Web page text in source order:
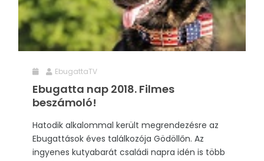
EbugattaTV
Ebugatta nap 2018. Filmes
beszámoló!
Hatodik alkalommal került megrendezésre az
Ebugattások éves találkozója Gödöllőn. Az
ingyenes kutyabarát családi napra idén is több